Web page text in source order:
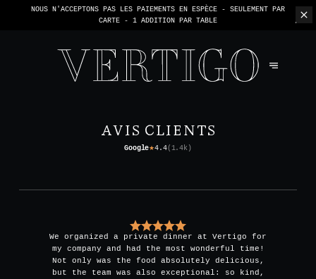
NOUS N'ACCEPTONS PAS LES PAIEMENTS EN ESPÈCE - SEULEMENT PAR
CARTE - 1 ADDITION PAR TABLE
AVIS CLIENTS
Google★4.4(1.4k)
We organized a private dinner at Vertigo for
my company and had the most wonderful time!
Not only was the food absolutely delicious,
but the team was also exceptional: so kind,